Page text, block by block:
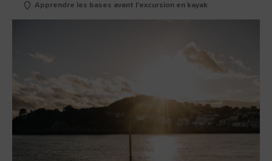
Apprendre les bases avant l'excursion en kayak